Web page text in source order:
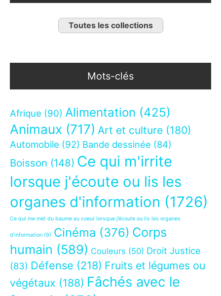
Toutes les collections
Mots-clés
Afrique (90) Alimentation (425)
Animaux (717) Art et culture (180)
Automobile (92) Bande dessinée (84)
Boisson (148) Ce qui m'irrite
lorsque j'écoute ou lis les
organes d'information (1726)
Ce qui me met du baume au coeur lorsque j’écoute ou lis les organes
d’information (9) Cinéma (376) Corps
humain (589) Couleurs (50) Droit Justice
(83) Défense (218) Fruits et légumes ou
végétaux (188) Fâchés avec le